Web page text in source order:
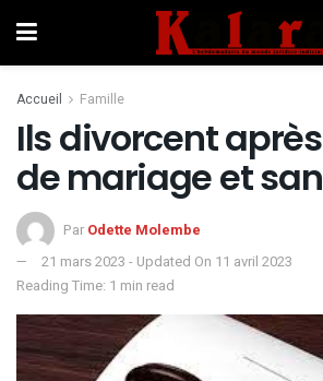
Accueil Famille
Ils divorcent
de mariage et
Par Odette Molembe
21 mars 2023 - Updated On 11 avril 2023
Reading Time: 1 min read